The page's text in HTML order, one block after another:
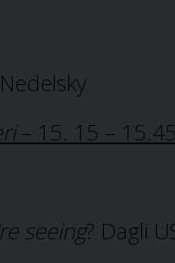
– 15. 15 – 15.45
seeing? Dagli